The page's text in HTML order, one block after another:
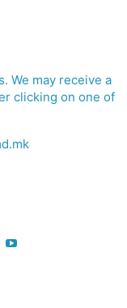
We may receive a
clicking on one of